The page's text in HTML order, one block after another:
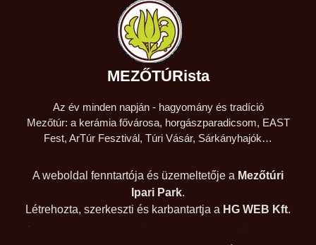
MEZŐTÚRista
Az év minden napján - hagyomány és tradíció
Mezőtúr: a kerámia fővárosa, horgászparadicsom, EAST
Fest, ArTúr Fesztivál, Túri Vásár, Sárkányhajók…
A weboldal fenntartója és üzemeltetője a Mezőtúri
Ipari Park.
Létrehozta, szerkeszti és karbantartja a HG WEB Kft.